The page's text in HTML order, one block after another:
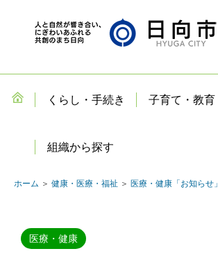
くらし・手続き 子育て・教育
組織から探す
ホーム ＞ 健康・医療・福祉 ＞ 医療・健康「お知らせ」
医療・健康